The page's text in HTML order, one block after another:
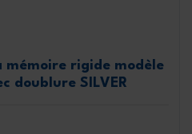
mémoire rigide modèle
doublure SILVER